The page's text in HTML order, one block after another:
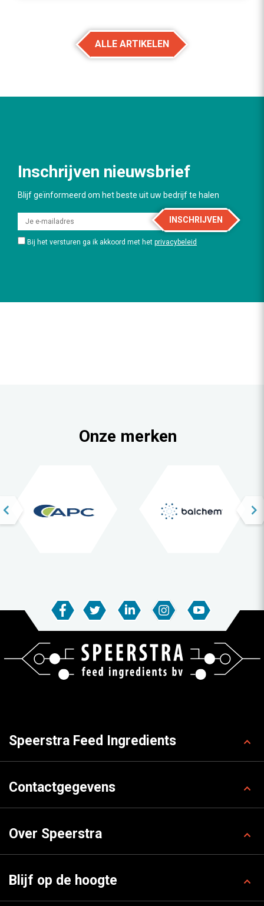
ALLE ARTIKELEN
Inschrijven nieuwsbrief
Blijf geïnformeerd om het beste uit uw bedrijf te halen
INSCHRIJVEN
Bij het versturen ga ik akkoord met het privacybeleid
Onze merken
Speerstra Feed Ingredients
Contactgegevens
Over Speerstra
Blijf op de hoogte